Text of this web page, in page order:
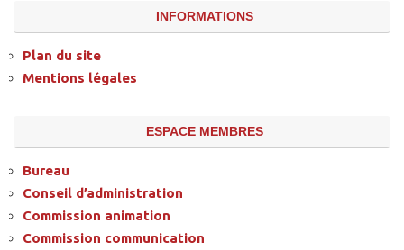
INFORMATIONS
Plan du site
Mentions légales
ESPACE MEMBRES
Bureau
Conseil d’administration
Commission animation
Commission communication